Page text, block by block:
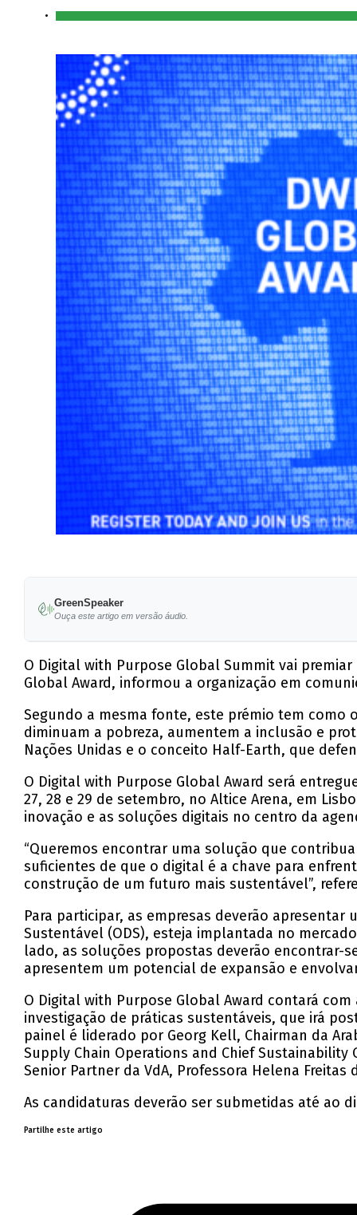
GreenSpeaker
Ouça este artigo em versão áudio.
O Digital with Purpose Global Summit vai
Global Award, informou a organização em
Segundo a mesma fonte, este prémio tem como
diminuam a pobreza, aumentem a inclusão e
Nações Unidas e o conceito Half-Earth, que
O Digital with Purpose Global Award será
27, 28 e 29 de setembro, no Altice Arena, em
inovação e as soluções digitais no centro da
“Queremos encontrar uma solução que
suficientes de que o digital é a chave para
construção de um futuro mais sustentável”,
Para participar, as empresas deverão
Sustentável (ODS), esteja implantada no
lado, as soluções propostas deverão encontrar-
apresentem um potencial de expansão e
O Digital with Purpose Global Award contará
investigação de práticas sustentáveis, que irá
painel é liderado por Georg Kell, Chairman da
Supply Chain Operations and Chief Sustainability
Senior Partner da VdA, Professora Helena Freitas
As candidaturas deverão ser submetidas até ao
Partilhe este artigo